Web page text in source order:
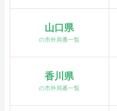
山口県
の市外局番一覧
香川県
の市外局番一覧